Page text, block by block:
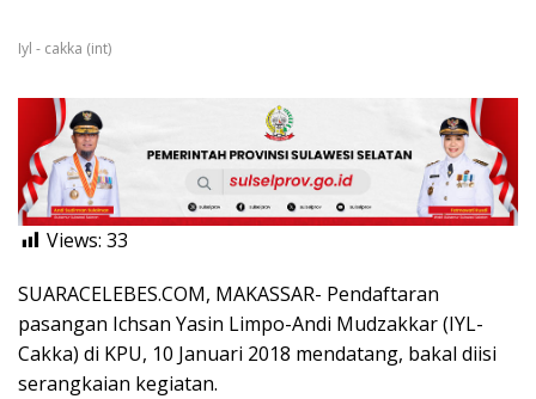
Iyl - cakka (int)
Views: 33
SUARACELEBES.COM, MAKASSAR- Pendaftaran
pasangan Ichsan Yasin Limpo-Andi Mudzakkar (IYL-
Cakka) di KPU, 10 Januari 2018 mendatang, bakal diisi
serangkaian kegiatan.